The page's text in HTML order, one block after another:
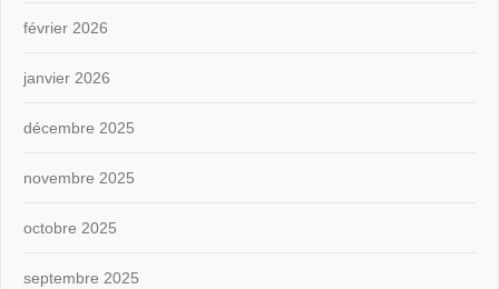
février 2026
janvier 2026
décembre 2025
novembre 2025
octobre 2025
septembre 2025